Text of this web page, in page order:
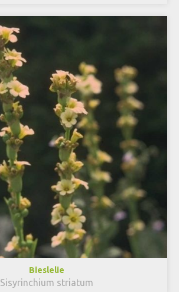
Bieslelie
Sisyrinchium striatum